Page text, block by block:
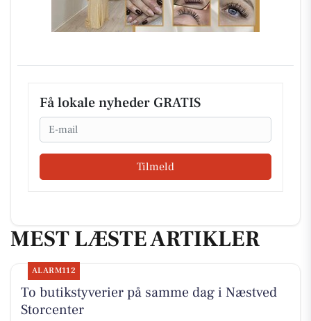
Få lokale nyheder GRATIS
Email
Tilmeld
MEST LÆSTE ARTIKLER
ALARM112
To butikstyverier på samme dag i Næstved
Storcenter